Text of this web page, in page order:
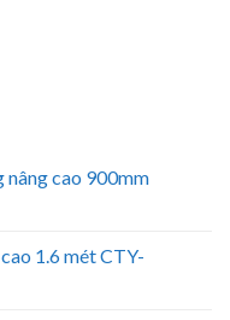
nâng cao 900mm
1.6 mét CTY-